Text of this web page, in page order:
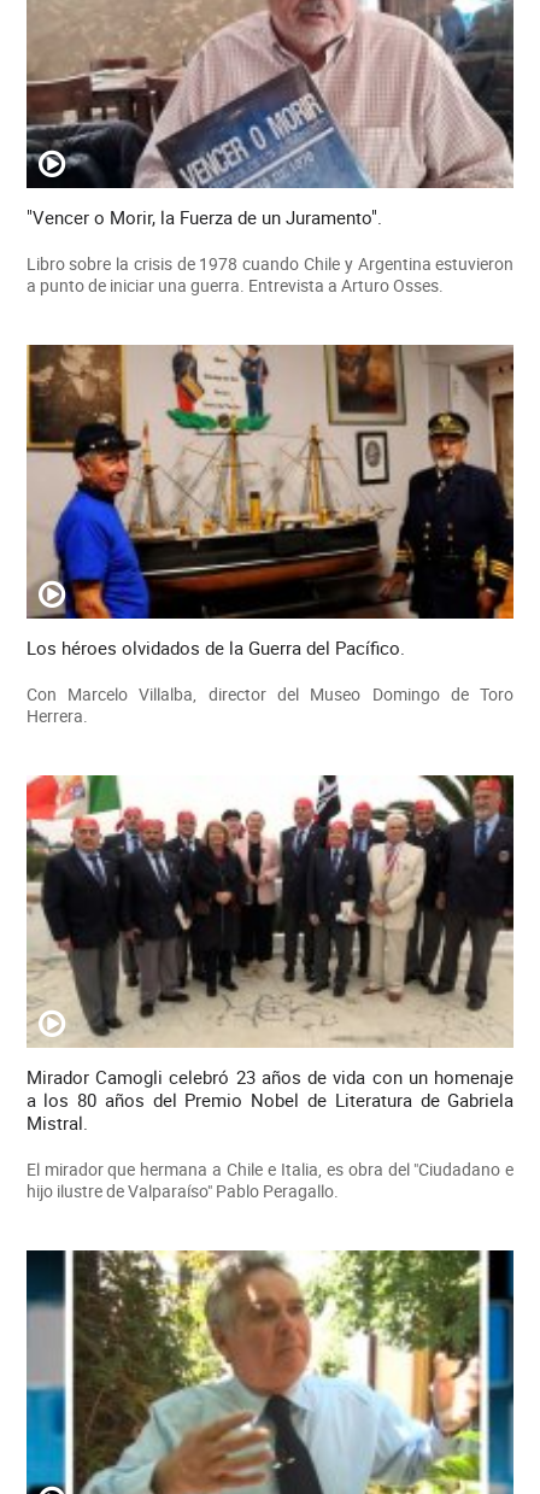
"Vencer o Morir, la Fuerza de un Juramento".
Libro sobre la crisis de 1978 cuando Chile y Argentina estuvieron
a punto de iniciar una guerra. Entrevista a Arturo Osses.
Los héroes olvidados de la Guerra del Pacífico.
Con Marcelo Villalba, director del Museo Domingo de Toro
Herrera.
Mirador Camogli celebró 23 años de vida con un homenaje
a los 80 años del Premio Nobel de Literatura de Gabriela
Mistral.
El mirador que hermana a Chile e Italia, es obra del "Ciudadano e
hijo ilustre de Valparaíso" Pablo Peragallo.